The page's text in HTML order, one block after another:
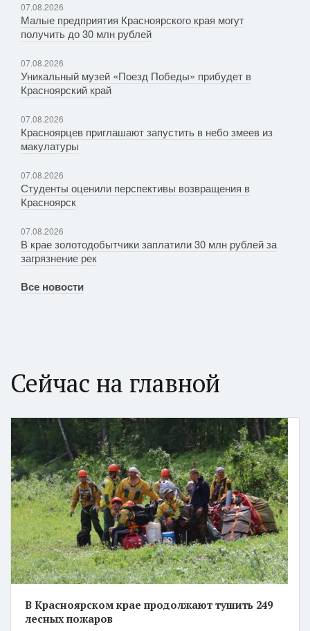
07.08.2026
Малые предприятия Красноярского края могут
получить до 30 млн рублей
07.08.2026
Уникальный музей «Поезд Победы» прибудет в
Красноярский край
07.08.2026
Красноярцев приглашают запустить в небо змеев из
макулатуры
07.08.2026
Студенты оценили перспективы возвращения в
Красноярск
07.08.2026
В крае золотодобытчики заплатили 30 млн рублей за
загрязнение рек
Все новости
Сейчас на главной
В Красноярском крае продолжают тушить 249
лесных пожаров